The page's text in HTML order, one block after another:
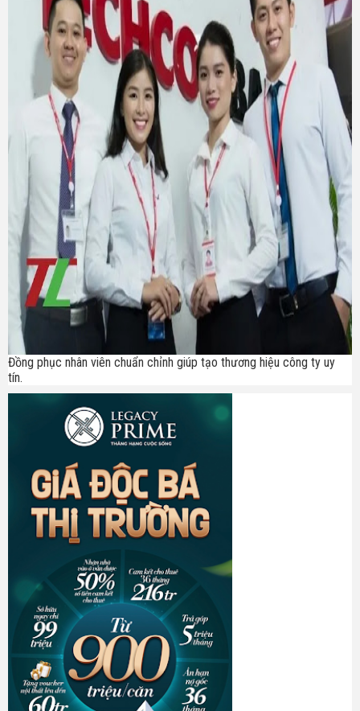
Đồng phục nhân viên chuẩn chỉnh giúp tạo thương hiệu công ty uy
tín.